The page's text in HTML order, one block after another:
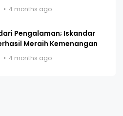
4 months ago
Pengalaman; Iskandar
Meraih Kemenangan
4 months ago